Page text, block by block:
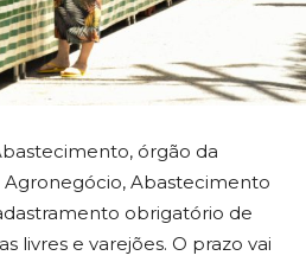
órgão da
Agronegócio, Abastecimento
obrigatório de
livres e varejões. O prazo vai